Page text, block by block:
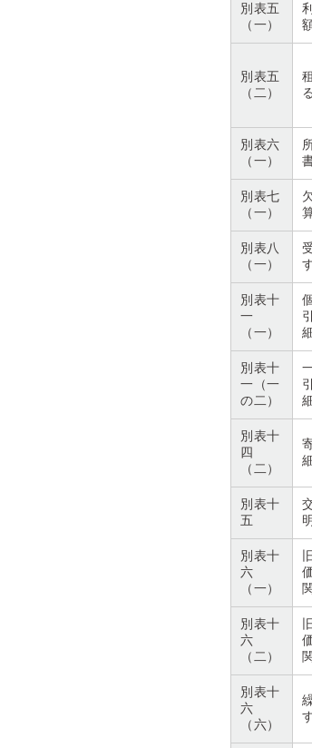
別表五
（一）
別表五
（二）
別表六
（一）
別表七
（一）
別表八
（一）
別表十
一
（一）
別表十
一（一
の二）
別表十
四
（二）
別表十
五
別表十
六
（一）
別表十
六
（二）
別表十
六
（六）